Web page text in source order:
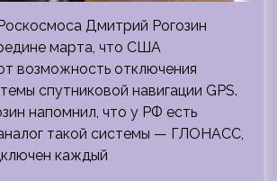
Дмитрий Рогозин
марта, что США
возможность отключения
спутниковой навигации GPS.
напомнил, что у РФ есть
такой системы — ГЛОНАСС,
каждый